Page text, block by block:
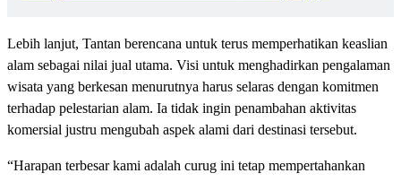
Lebih lanjut, Tantan berencana untuk terus memperhatikan keaslian
alam sebagai nilai jual utama. Visi untuk menghadirkan pengalaman
wisata yang berkesan menurutnya harus selaras dengan komitmen
terhadap pelestarian alam. Ia tidak ingin penambahan aktivitas
komersial justru mengubah aspek alami dari destinasi tersebut.
“Harapan terbesar kami adalah curug ini tetap mempertahankan